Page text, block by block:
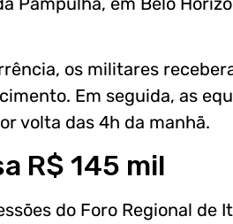
os militares
Em seguida, as
volta das 4h da manhã.
R$ 145 mil
do Foro Regional